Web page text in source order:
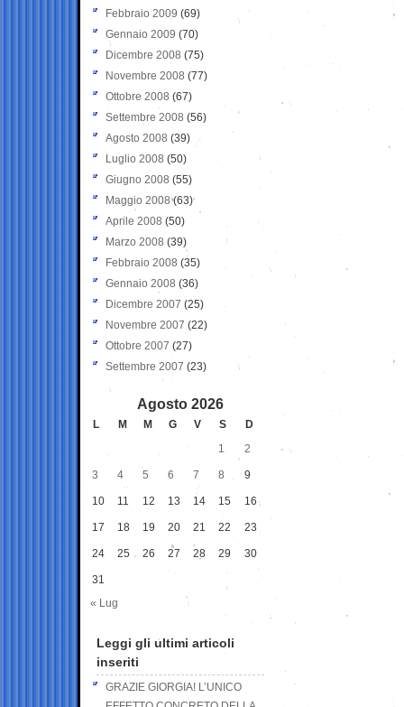
Febbraio 2009 (69)
Gennaio 2009 (70)
Dicembre 2008 (75)
Novembre 2008 (77)
Ottobre 2008 (67)
Settembre 2008 (56)
Agosto 2008 (39)
Luglio 2008 (50)
Giugno 2008 (55)
Maggio 2008(63)
Aprile 2008 (50)
Marzo 2008 (39)
Febbraio 2008 (35)
Gennaio 2008 (36)
Dicembre 2007 (25)
Novembre 2007 (22)
Ottobre 2007 (27)
Settembre 2007 (23)
Agosto 2026
L M M G V S
D
1
2
3 4 5 6 7 8 9
10 11 12 13 14 15 16
17 18 19 20 21 22 23
24 25 26 27 28 29 30
31
« Lug
Leggi gli ultimi articoli
inseriti
GRAZIE GIORGIA! L’UNICO